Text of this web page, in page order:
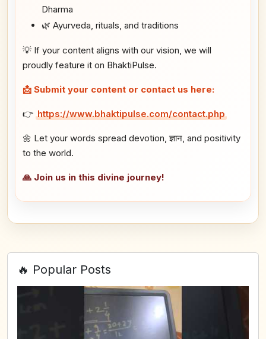
Dharma
🌿 Ayurveda, rituals, and traditions
💡 If your content aligns with our vision, we will
proudly feature it on BhaktiPulse.
📩 Submit your content or contact us here:
👉 https://www.bhaktipulse.com/contact.php
🌼 Let your words spread devotion, ज्ञान, and positivity
to the world.
🙏 Join us in this divine journey!
🔥 Popular Posts